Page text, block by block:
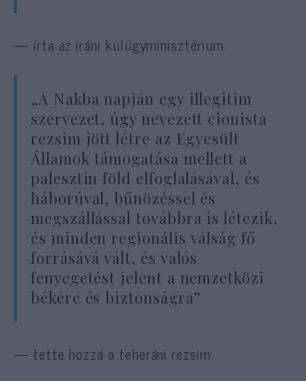
— írta az iráni külügyminisztérium.
„A Nakba napján egy illegitim
szervezet, úgy nevezett cionista
rezsim jött létre az Egyesült
Államok támogatása mellett a
palesztin föld elfoglalásával, és
háborúval, bűnözéssel és
megszállással továbbra is létezik,
és minden regionális válság fő
forrásává vált, és valós
fenyegetést jelent a nemzetközi
békére és biztonságra”
— tette hozzá a teheráni rezsim.